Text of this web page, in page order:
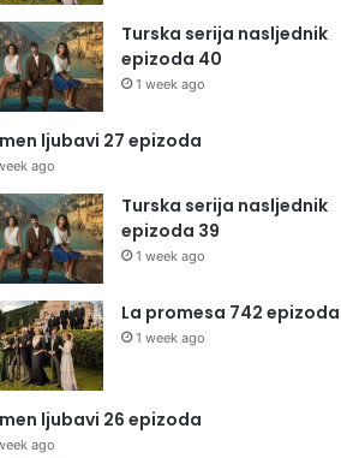
Turska serija nasljednik
epizoda 40
1 week ago
ljubavi 27 epizoda
ago
Turska serija nasljednik
epizoda 39
1 week ago
La promesa 742 epizoda
1 week ago
ljubavi 26 epizoda
ago